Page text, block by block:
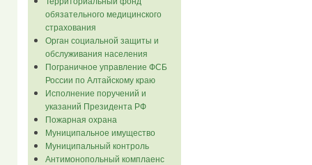
обязательного медицинского
страхования
Орган социальной защиты и
обслуживания населения
Пограничное управление ФСБ
России по Алтайскому краю
Исполнение поручений и
указаний Президента РФ
Пожарная охрана
Муниципальное имущество
Муниципальный контроль
Антимонопольный комплаенс